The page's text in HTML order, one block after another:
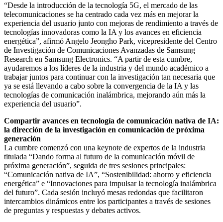
“Desde la introducción de la tecnología 5G, el mercado de las
telecomunicaciones se ha centrado cada vez más en mejorar la
experiencia del usuario junto con mejoras de rendimiento a través de
tecnologías innovadoras como la IA y los avances en eficiencia
energética”, afirmó Angelo Jeongho Park, vicepresidente del Centro
de Investigación de Comunicaciones Avanzadas de Samsung
Research en Samsung Electronics. “A partir de esta cumbre,
ayudaremos a los líderes de la industria y del mundo académico a
trabajar juntos para continuar con la investigación tan necesaria que
ya se está llevando a cabo sobre la convergencia de la IA y las
tecnologías de comunicación inalámbrica, mejorando aún más la
experiencia del usuario”.
Compartir avances en tecnología de comunicación nativa de IA:
la dirección de la investigación en comunicación de próxima
generación
La cumbre comenzó con una keynote de expertos de la industria
titulada “Dando forma al futuro de la comunicación móvil de
próxima generación”, seguida de tres sesiones principales:
“Comunicación nativa de IA”, “Sostenibilidad: ahorro y eficiencia
energética” e “Innovaciones para impulsar la tecnología inalámbrica
del futuro”. Cada sesión incluyó mesas redondas que facilitaron
intercambios dinámicos entre los participantes a través de sesiones
de preguntas y respuestas y debates activos.